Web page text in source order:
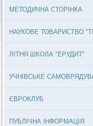
МЕТОДИЧНА СТОРІНКА
НАУКОВЕ ТОВАРИСТВО
ЛІТНЯ ШКОЛА "ЕРУДИТ"
УЧНІВСЬКЕ
ЄВРОКЛУБ
ПУБЛІЧНА ІНФОРМАЦІЯ